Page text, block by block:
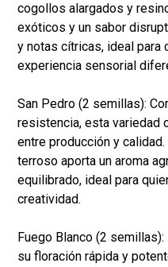
cogollos alargados y
exóticos y un sabor
y notas cítricas, ideal para
experiencia sensorial
San Pedro (2 semillas):
resistencia, esta variedad
entre producción y
terroso aporta un aroma
equilibrado, ideal para
creatividad.
Fuego Blanco (2
su floración rápida y